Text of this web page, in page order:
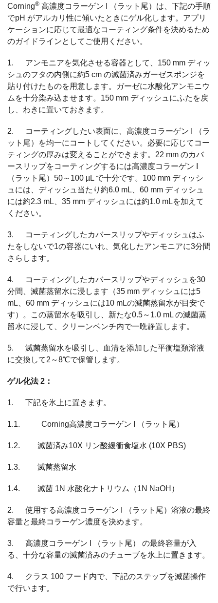
Corning® 高濃度コラーゲン I （ラット尾）は、下記の手順
でpH がアルカリ性に傾いたときにゲル化します。アプリ
ケーションに応じて最適なコーティング条件を決めるため
のガイドラインとしてご使用ください。
1. アンモニアを気化させる容器として、150 mm ディッ
シュのフタの内側に約5 cm の滅菌済みガーゼスポンジを
貼り付けたものを用意します。ガーゼに水酸化アンモニウ
ムを十分染み込ませます。150 mm ディッシュにふたを戻
し、わきに置いておきます。
2. コーティングしたい表面に、高濃度コラーゲン I （ラ
ット尾）を均一にコートしてください。必要に応じてコー
ティングの厚みは変えることができます。22 mm のカバ
ースリップをコーティングするには高濃度コラーゲン I
（ラット尾）50～100 µL で十分です。100 mm ディッシ
ュには、ディッシュ当たり約6.0 mL、60 mm ディッシュ
には約2.3 mL、35 mm ディッシュには約1.0 mLを加えて
ください。
3. コーティングしたカバースリップやディッシュはふ
たをしないで1の容器にいれ、気化したアンモニアに3分間
さらします。
4. コーティングしたカバースリップやディッシュを30
分間、滅菌蒸留水に浸します（35 mm ディッシュには5
mL、60 mm ディッシュには10 mLの滅菌蒸留水が目安で
す）。この蒸留水を吸引し、新たな0.5～1.0 mL の滅菌蒸
留水に浸して、クリーンベンチ内で一晩静置します。
5. 滅菌蒸留水を吸引し、血清を添加した平衡塩類溶液
に交換して2～8℃で保管します。
ゲル化法 2：
1. 下記を氷上に置きます。
1.1. Corning高濃度コラーゲン I （ラット尾）
1.2. 滅菌済み10X リン酸緩衝食塩水 (10X PBS)
1.3. 滅菌蒸留水
1.4. 滅菌 1N 水酸化ナトリウム（1N NaOH）
2. 使用する高濃度コラーゲン I （ラット尾）溶液の最終
容量と最終コラーゲン濃度を決めます。
3. 高濃度コラーゲン I （ラット尾） の最終容量が入
る、十分な容量の滅菌済みのチューブを氷上に置きます。
4. クラス 100 フード内で、下記のステップを滅菌操作
で行います。